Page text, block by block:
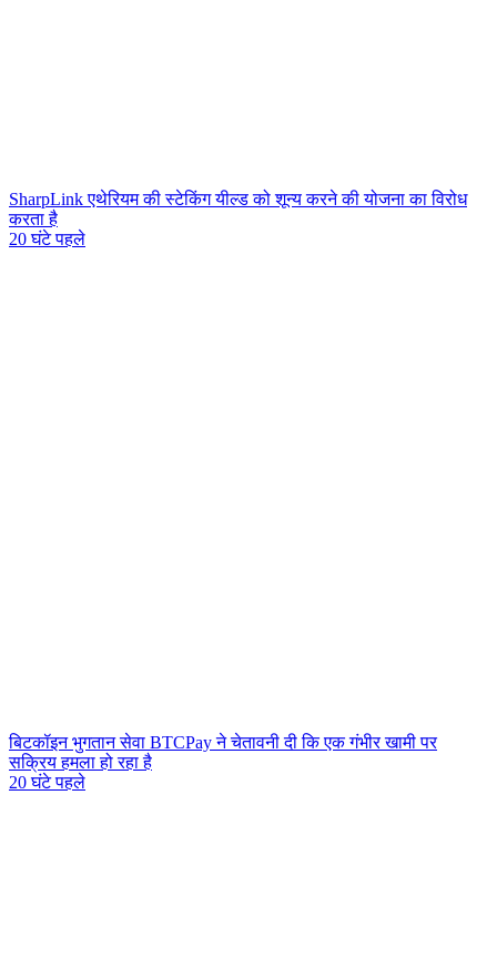
SharpLink एथेरियम की स्टेकिंग यील्ड को शून्य करने की योजना का विरोध
करता है
20 घंटे पहले
बिटकॉइन भुगतान सेवा BTCPay ने चेतावनी दी कि एक गंभीर खामी पर
सक्रिय हमला हो रहा है
20 घंटे पहले